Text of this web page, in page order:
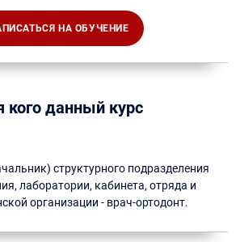
НА ОБУЧЕНИЕ
кого данный курс
структурного подразделения
лаборатории, кабинета, отряда и
организации - врач-ортодонт.